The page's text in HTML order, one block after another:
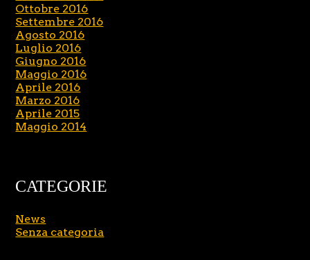
Ottobre 2016
Settembre 2016
Agosto 2016
Luglio 2016
Giugno 2016
Maggio 2016
Aprile 2016
Marzo 2016
Aprile 2015
Maggio 2014
CATEGORIE
News
Senza categoria